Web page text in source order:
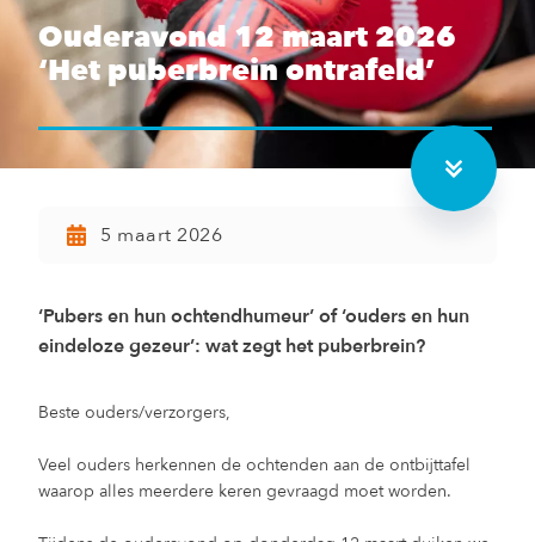
Ouderavond 12 maart 2026
‘Het puberbrein ontrafeld’
5 maart 2026
‘Pubers en hun ochtendhumeur’ of ‘ouders en hun
eindeloze gezeur’: wat zegt het puberbrein?
Beste ouders/verzorgers,
Veel ouders herkennen de ochtenden aan de ontbijttafel
waarop alles meerdere keren gevraagd moet worden.